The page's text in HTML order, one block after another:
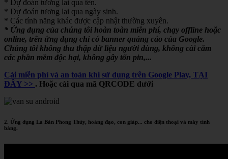
* Dự đoán tương lai qua tên.
* Dự đoán tương lai qua ngày sinh.
* Các tính năng khác được cập nhật thường xuyên.
* Ứng dụng của chúng tôi hoàn toàn miễn phí, chạy offline hoặc
online, trên ứng dụng chỉ có banner quảng cáo của Google.
Chúng tôi không thu thập dữ liệu người dùng, không cài cắm
các phần mềm độc hại, không gây tốn pin,...
Cài miễn phí và an toàn khi sử dụng trên Google Play, TẠI
ĐÂY >> . Hoặc cài qua mã QRCODE dưới
2. Ứng dụng La Bàn Phong Thủy, hoàng đạo, con giáp... cho điện thoại và máy tính
bảng.